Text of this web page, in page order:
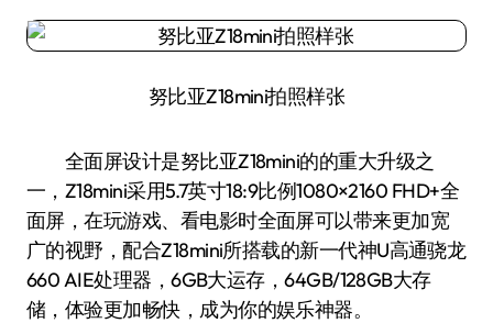
努比亚Z18mini拍照样张
全面屏设计是努比亚Z18mini的的重大升级之
一，Z18mini采用5.7英寸18:9比例1080×2160 FHD+全
面屏，在玩游戏、看电影时全面屏可以带来更加宽
广的视野，配合Z18mini所搭载的新一代神U高通骁龙
660 AIE处理器，6GB大运存，64GB/128GB大存
储，体验更加畅快，成为你的娱乐神器。